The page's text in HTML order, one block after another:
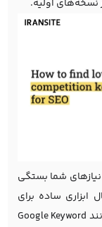
نسخه‌های اولیه.
شما بستگی
ابزاری ساده برای
تحقیق کلمات کلیدی هستید، ابزارهای رایگان مانند Google Keyword